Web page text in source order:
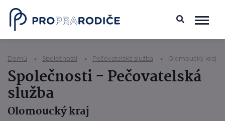
Domů Společnosti Pečovatelská služba Olomoucký kraj
Společnosti - Pečovatelská
služba
Olomoucký kraj